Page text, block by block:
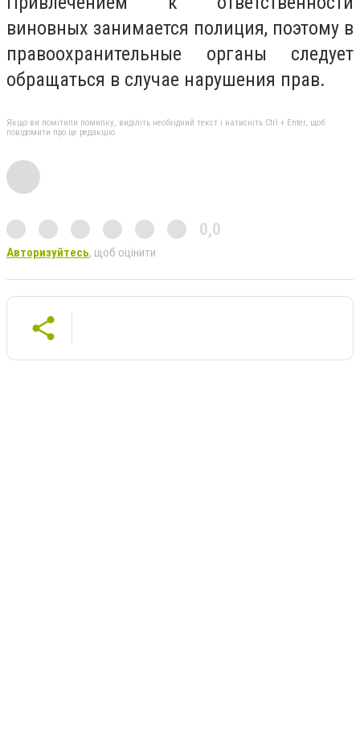
виновных занимается полиция, поэтому в
правоохранительные органы следует
обращаться в случае нарушения прав.
Якщо ви помітили помилку, виділіть необхідний текст і натисніть Ctrl + Enter, щоб
повідомити про це редакцію
0,0
Авторизуйтесь, щоб оцінити